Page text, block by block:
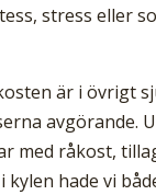
stress eller
är i övrigt
avgörande.
med råkost,
kylen hade vi